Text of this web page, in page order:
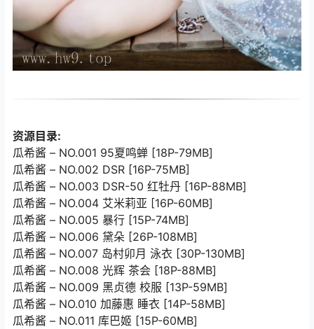
资源目录:
瓜希酱 – NO.001 95夏鸣蝉 [18P-79MB]
瓜希酱 – NO.002 DSR [16P-75MB]
瓜希酱 – NO.003 DSR-50 红牡丹 [16P-88MB]
瓜希酱 – NO.004 艾米莉亚 [16P-60MB]
瓜希酱 – NO.005 暴行 [15P-74MB]
瓜希酱 – NO.006 黛朵 [26P-108MB]
瓜希酱 – NO.007 岛村卯月 泳衣 [30P-130MB]
瓜希酱 – NO.008 光辉 茶会 [18P-88MB]
瓜希酱 – NO.009 黑贞德 校服 [13P-59MB]
瓜希酱 – NO.010 加藤惠 睡衣 [14P-58MB]
瓜希酱 – NO.011 库巴姬 [15P-60MB]